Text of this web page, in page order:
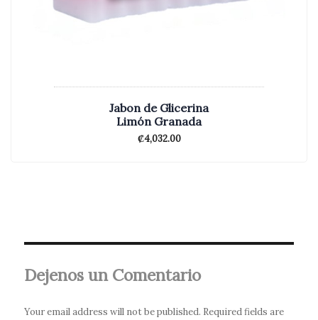
Jabon de Glicerina
Limón Granada
₡4,032.00
Dejenos un Comentario
Your email address will not be published. Required fields are